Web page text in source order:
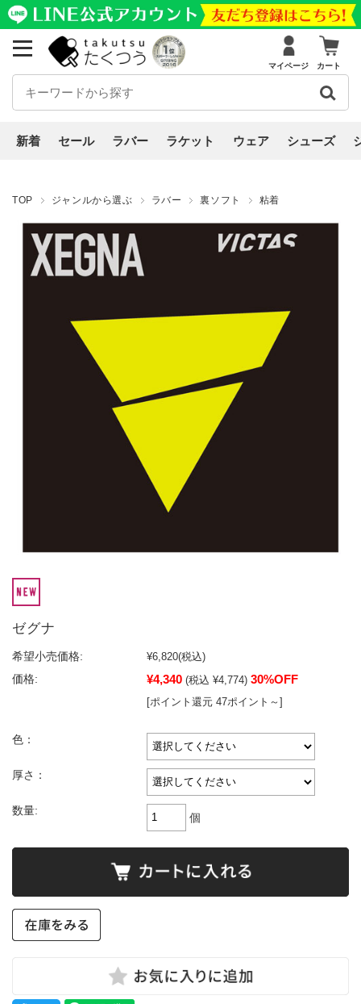
マイページ カート
新着 セール ラバー ラケット ウェア シューズ
TOP ジャンルから選ぶ ラバー 裏ソフト 粘着
ゼグナ
希望小売価格: ¥6,820(税込)
価格:
¥4,340 (税込 ¥4,774) 30%OFF
[ポイント還元 47ポイント～]
色：
厚さ：
数量:
個